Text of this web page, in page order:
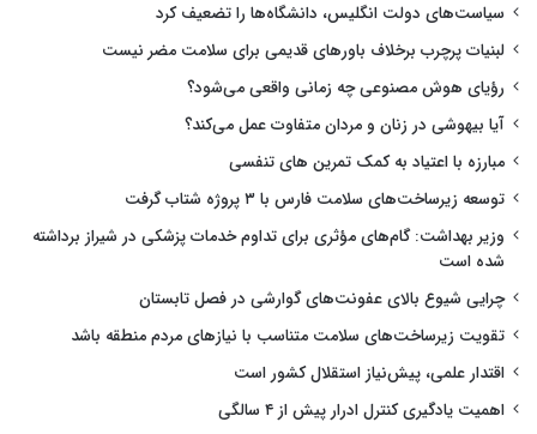
سیاست‌های دولت انگلیس، دانشگاه‌ها را تضعیف کرد
لبنیات پرچرب برخلاف باورهای قدیمی برای سلامت مضر نیست
رؤیای هوش مصنوعی چه زمانی واقعی می‌شود؟
آیا بیهوشی در زنان و مردان متفاوت عمل می‌کند؟
مبارزه با اعتیاد به کمک تمرین های تنفسی
توسعه زیرساخت‌های سلامت فارس با ۳ پروژه شتاب گرفت
وزیر بهداشت: گام‌های مؤثری برای تداوم خدمات پزشکی در شیراز برداشته
شده است
چرایی شیوع بالای عفونت‌های گوارشی در فصل تابستان
تقویت زیرساخت‌های سلامت متناسب با نیازهای مردم منطقه باشد
اقتدار علمی، پیش‌نیاز استقلال کشور است
اهمیت یادگیری کنترل ادرار پیش از ۴ سالگی